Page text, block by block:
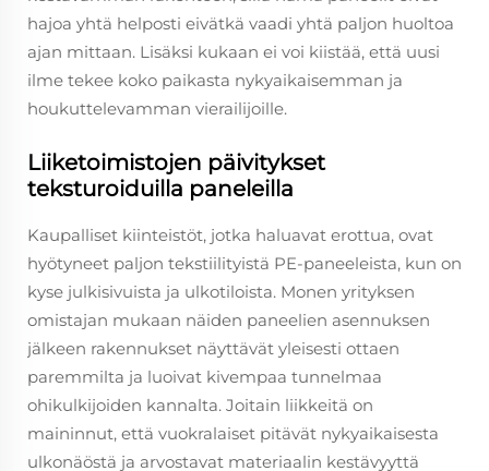
hajoa yhtä helposti eivätkä vaadi yhtä paljon huoltoa
ajan mittaan. Lisäksi kukaan ei voi kiistää, että uusi
ilme tekee koko paikasta nykyaikaisemman ja
houkuttelevamman vierailijoille.
Liiketoimistojen päivitykset
teksturoiduilla paneleilla
Kaupalliset kiinteistöt, jotka haluavat erottua, ovat
hyötyneet paljon tekstiilityistä PE-paneeleista, kun on
kyse julkisivuista ja ulkotiloista. Monen yrityksen
omistajan mukaan näiden paneelien asennuksen
jälkeen rakennukset näyttävät yleisesti ottaen
paremmilta ja luoivat kivempaa tunnelmaa
ohikulkijoiden kannalta. Joitain liikkeitä on
maininnut, että vuokralaiset pitävät nykyaikaisesta
ulkonäöstä ja arvostavat materiaalin kestävyyttä